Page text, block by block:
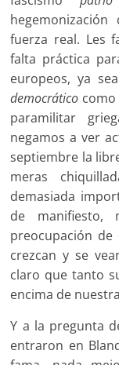
fuerza real. Les
falta práctica
europeos, ya
democrático como
paramilitar
negamos a ver
septiembre la
meras
demasiada
de
preocupación
crezcan y se
claro que tanto
encima de
Y a la pregunta
entraron en